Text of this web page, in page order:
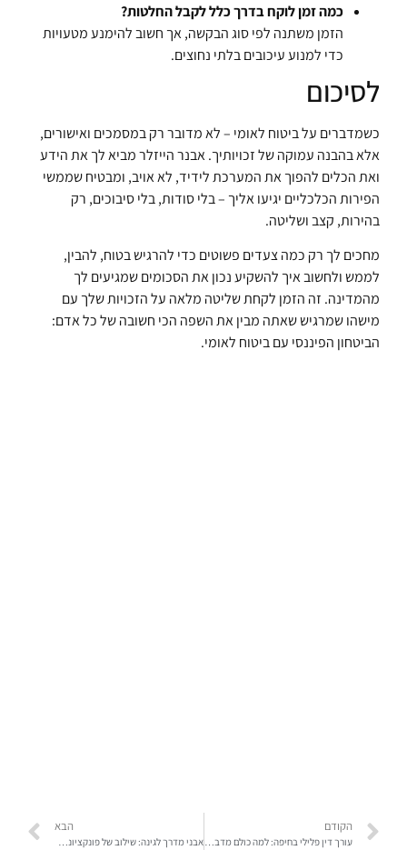
כמה זמן לוקח בדרך כלל לקבל החלטות?
הזמן משתנה לפי סוג הבקשה, אך חשוב להימנע מטעויות
כדי למנוע עיכובים בלתי נחוצים.
לסיכום
כשמדברים על ביטוח לאומי – לא מדובר רק במסמכים ואישורים,
אלא בהבנה עמוקה של זכויותיך. אבנר הייזלר מביא לך את הידע
ואת הכלים להפוך את המערכת לידיד, לא אויב, ומבטיח שממשי
הפירות הכלכליים יגיעו אליך – בלי סודות, בלי סיבוכים, רק
בהירות, קצב ושליטה.
מחכים לך רק כמה צעדים פשוטים כדי להרגיש בטוח, להבין,
לממש ולחשוב איך להשקיע נכון את הסכומים שמגיעים לך
מהמדינה. זה הזמן לקחת שליטה מלאה על הזכויות שלך עם
מישהו שמרגיש שאתה מבין את השפה הכי חשובה של כל אדם:
הביטחון הפיננסי עם ביטוח לאומי.
הקודם
עורך דין פלילי בחיפה: למה כולם מדברים על זה – וגם אתם צריכים לשמוע
הבא
אבני מדרך לגינה: שילוב של פונקציונליות ויופי טבעי